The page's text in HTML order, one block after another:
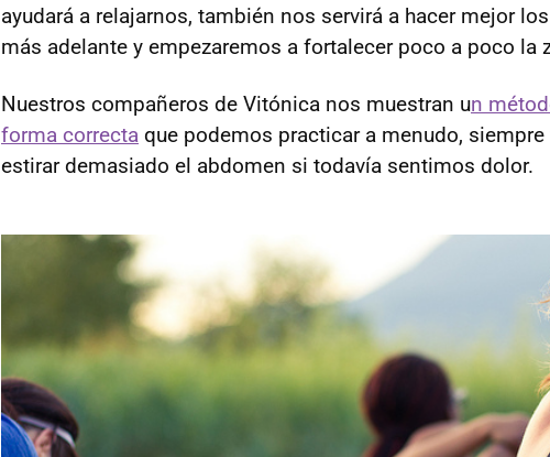
ayudará a relajarnos, también nos servirá a hacer mejor
más adelante y empezaremos a fortalecer poco a poco la
Nuestros compañeros de Vitónica nos muestran un
forma correcta que podemos practicar a menudo,
estirar demasiado el abdomen si todavía sentimos dolor.